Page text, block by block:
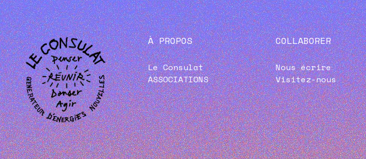
À PROPOS
Le Consulat
ASSOCIATIONS
COLLABORER
Nous écrire
Visitez-nous